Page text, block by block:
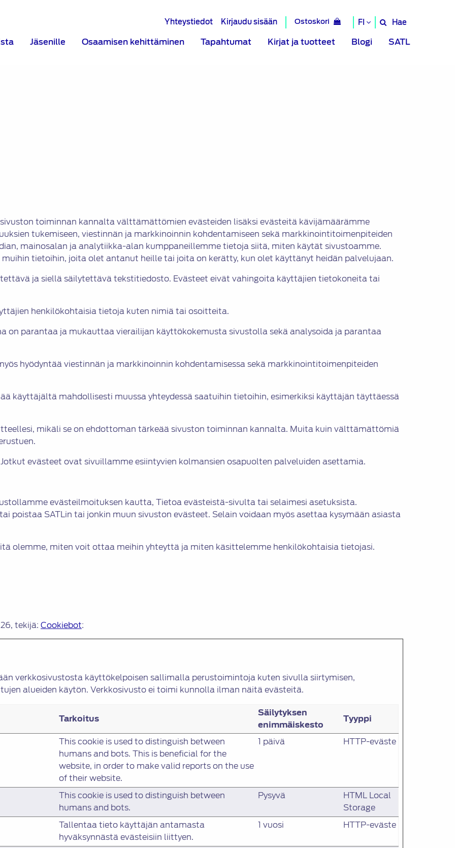
Yhteystiedot Kirjaudu sisään Ostoskori FI
Hae
Hae
Jäsenille Osaamisen kehittäminen Tapahtumat Kirjat ja tuotteet Blogi SATL
toiminnan kannalta välttämättömien evästeiden lisäksi evästeitä kävijämäärämme
tukemiseen, viestinnän ja markkinoinnin kohdentamiseen sekä markkinointitoimenpiteiden
mainosalan ja analytiikka-alan kumppaneillemme tietoja siitä, miten käytät sivustoamme.
tietoihin, joita olet antanut heille tai joita on kerätty, kun olet käyttänyt heidän palvelujaan.
ja siellä säilytettävä tekstitiedosto. Evästeet eivät vahingoita käyttäjien tietokoneita tai
henkilökohtaisia tietoja kuten nimiä tai osoitteita.
on parantaa ja mukauttaa vierailijan käyttökokemusta sivustolla sekä analysoida ja parantaa
hyödyntää viestinnän ja markkinoinnin kohdentamisessa sekä markkinointitoimenpiteiden
käyttäjältä mahdollisesti muussa yhteydessä saatuihin tietoihin, esimerkiksi käyttäjän täyttäessä
mikäli se on ehdottoman tärkeää sivuston toiminnan kannalta. Muita kuin välttämättömiä
evästeet ovat sivuillamme esiintyvien kolmansien osapuolten palveluiden asettamia.
evästeilmoituksen kautta, Tietoa evästeistä-sivulta tai selaimesi asetuksista.
poistaa SATLin tai jonkin muun sivuston evästeet. Selain voidaan myös asettaa kysymään asiasta
olemme, miten voit ottaa meihin yhteyttä ja miten käsittelemme henkilökohtaisia tietojasi.
tekijä: Cookiebot:
verkkosivustosta käyttökelpoisen sallimalla perustoimintoja kuten sivulla siirtymisen,
alueiden käytön. Verkkosivusto ei toimi kunnolla ilman näitä evästeitä.
Tarkoitus
Säilytyksen
enimmäiskesto
Tyyppi
This cookie is used to distinguish between
humans and bots. This is beneficial for the
website, in order to make valid reports on the use
of their website.
1 päivä HTTP-eväste
This cookie is used to distinguish between
humans and bots.
Pysyvä
HTML Local
Storage
Tallentaa tieto käyttäjän antamasta
hyväksynnästä evästeisiin liittyen.
1 vuosi HTTP-eväste